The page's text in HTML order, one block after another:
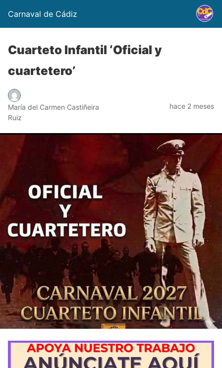
Carnaval de Cádiz
Cuarteto Infantil ‘Oficial y
cuartetero’
María del Carmen Castiñeira
Ruiz
hace 2 meses